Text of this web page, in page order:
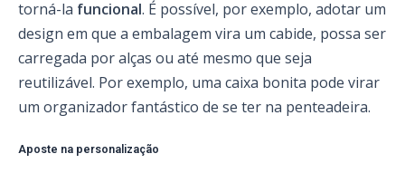
torná-la funcional. É possível, por exemplo, adotar um
design em que a embalagem vira um cabide, possa ser
carregada por alças ou até mesmo que seja
reutilizável. Por exemplo, uma caixa bonita pode virar
um organizador fantástico de se ter na penteadeira.
Aposte na personalização